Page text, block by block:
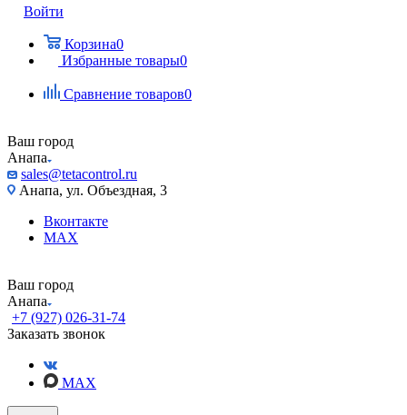
Войти
Корзина0
Избранные товары0
Сравнение товаров0
Ваш город
Анапа
sales@tetacontrol.ru
Анапа, ул. Объездная, 3
Вконтакте
MAX
Ваш город
Анапа
+7 (927) 026-31-74
Заказать звонок
MAX